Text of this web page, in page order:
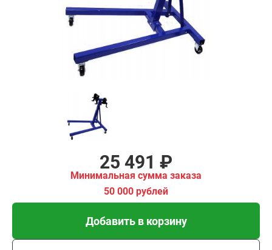
25 491 ₽
Минимальная сумма заказа
50 000 рублей
Добавить в корзину
Добавить в корзину
Купить в 1 клик
В кредит от 850 руб/
мес